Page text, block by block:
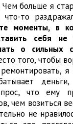
больше я
что-то
моменты, в
себя
о сильных
того, чтобы
что ему
чем возиться
не